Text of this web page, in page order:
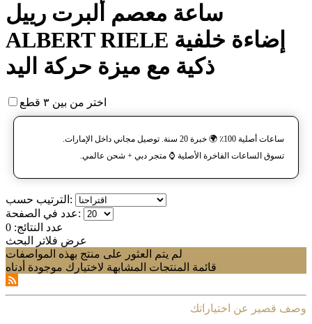
ساعة معصم ألبرت رييل
ALBERT RIELE إضاءة خلفية
ذكية مع ميزة حرکة اليد
اختر من بين ٣ قطع
ساعات أصلية 100٪ 🌍 خبرة 20 سنة. توصيل مجاني داخل الإمارات.
تسوق الساعات الفاخرة الأصلية ⌚️ متجر دبي + شحن عالمي.
الترتيب حسب:
عدد في الصفحة:
عدد النتائج: 0
عرض فلاتر البحث
لم يتم العثور على منتج بهذه المواصفات
قائمة المنتجات المشابهة لاختيارك موجودة أدناه
وصف قصير عن اختياراتك